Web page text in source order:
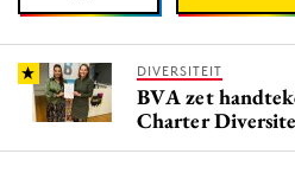
DIVERSITEIT
BVA zet
Charter